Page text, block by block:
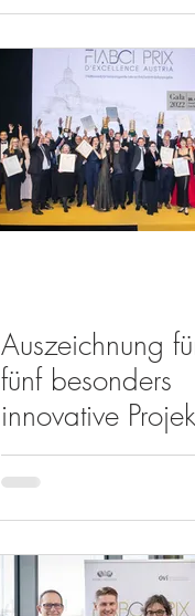
Auszeichnung
fünf besonders
innovative